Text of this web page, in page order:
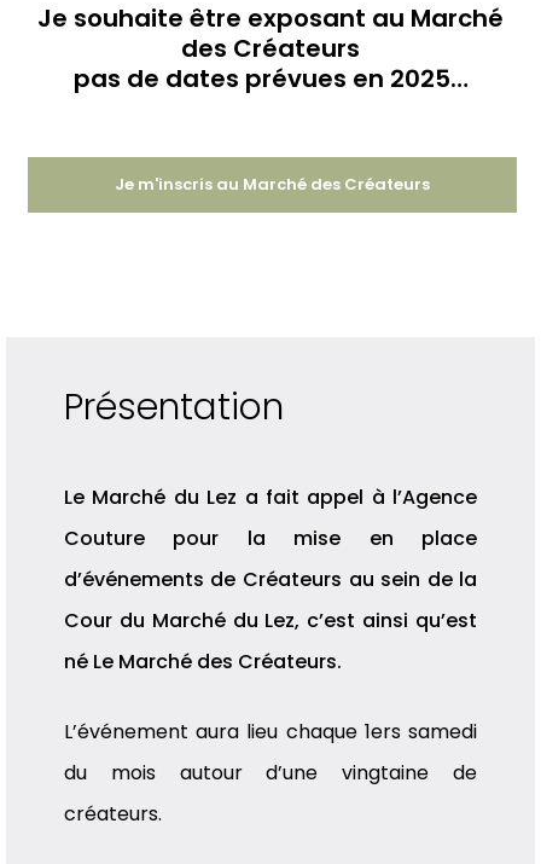
Je souhaite être exposant au Marché
des Créateurs
pas de dates prévues en 2025…
Je m'inscris au Marché des Créateurs
Présentation
Le Marché du Lez a fait appel à l’Agence
Couture pour la mise en place
d’événements de Créateurs au sein de la
Cour du Marché du Lez, c’est ainsi qu’est
né Le Marché des Créateurs.
L’événement aura lieu chaque 1ers samedi
du mois autour d’une vingtaine de
créateurs.